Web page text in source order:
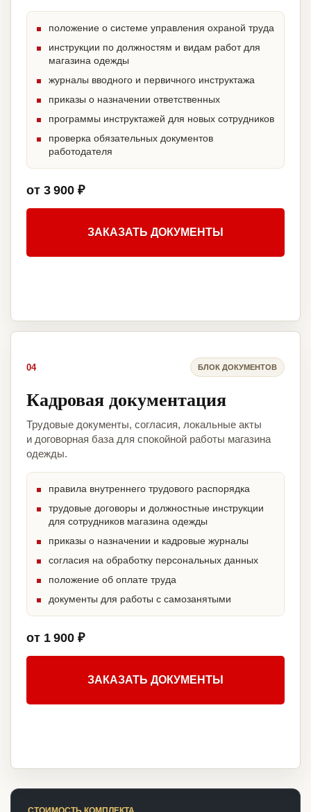
положение о системе управления охраной труда
инструкции по должностям и видам работ для
магазина одежды
журналы вводного и первичного инструктажа
приказы о назначении ответственных
программы инструктажей для новых сотрудников
проверка обязательных документов
работодателя
от 3 900 ₽
ЗАКАЗАТЬ ДОКУМЕНТЫ
04 БЛОК ДОКУМЕНТОВ
Кадровая документация
Трудовые документы, согласия, локальные акты
и договорная база для спокойной работы магазина
одежды.
правила внутреннего трудового распорядка
трудовые договоры и должностные инструкции
для сотрудников магазина одежды
приказы о назначении и кадровые журналы
согласия на обработку персональных данных
положение об оплате труда
документы для работы с самозанятыми
от 1 900 ₽
ЗАКАЗАТЬ ДОКУМЕНТЫ